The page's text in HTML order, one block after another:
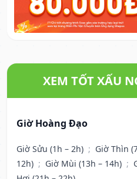
XEM TỐT XẤU
Giờ Hoàng Đạo
Giờ Sửu (1h – 2h) ; Giờ Thìn
12h) ; Giờ Mùi (13h – 14h) ;